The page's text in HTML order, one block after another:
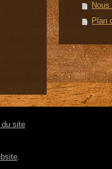
Plan
du site
.